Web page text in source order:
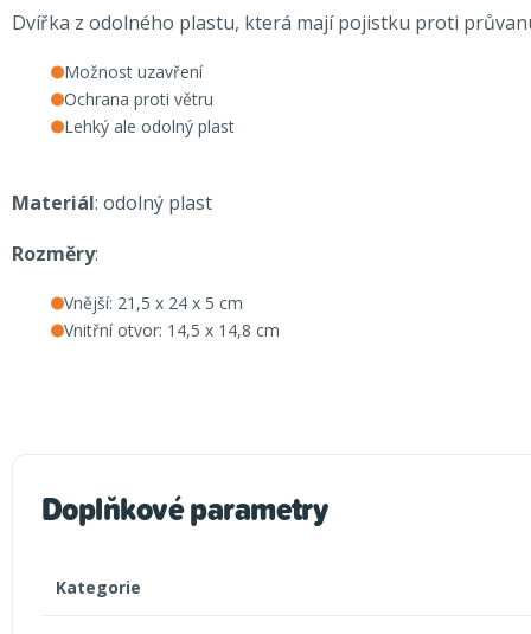
Dvířka z odolného plastu, která mají pojistku proti
Možnost uzavření
Ochrana proti větru
Lehký ale odolný plast
Materiál: odolný plast
Rozměry:
Vnější: 21,5 x 24 x 5 cm
Vnitřní otvor: 14,5 x 14,8 cm
Doplňkové parametry
Kategorie